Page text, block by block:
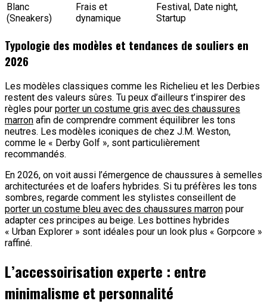
Blanc
(Sneakers)
Frais et
dynamique
Festival, Date night,
Startup
Typologie des modèles et tendances de souliers en
2026
Les modèles classiques comme les Richelieu et les Derbies
restent des valeurs sûres. Tu peux d’ailleurs t’inspirer des
règles pour porter un costume gris avec des chaussures
marron afin de comprendre comment équilibrer les tons
neutres. Les modèles iconiques de chez J.M. Weston,
comme le « Derby Golf », sont particulièrement
recommandés.
En 2026, on voit aussi l’émergence de chaussures à semelles
architecturées et de loafers hybrides. Si tu préfères les tons
sombres, regarde comment les stylistes conseillent de
porter un costume bleu avec des chaussures marron pour
adapter ces principes au beige. Les bottines hybrides
« Urban Explorer » sont idéales pour un look plus « Gorpcore »
raffiné.
L’accessoirisation experte : entre
minimalisme et personnalité